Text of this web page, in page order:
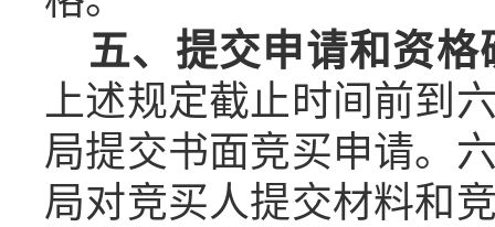
五、提交申请和资格
上述规定截止时间前到
局提交书面竞买申请。
局对竞买人提交材料和